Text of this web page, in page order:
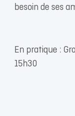
besoin de ses
En pratique :
15h30